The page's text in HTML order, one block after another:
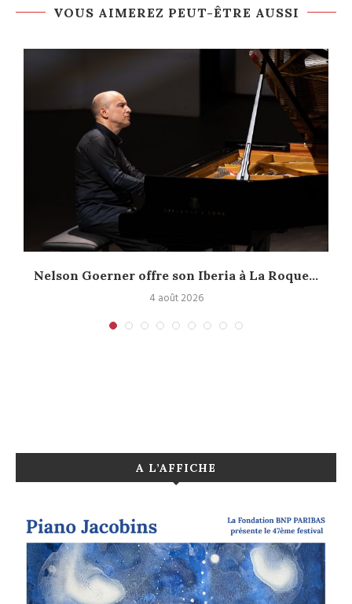
VOUS AIMEREZ PEUT-ÊTRE AUSSI
Nelson Goerner offre son Iberia à La Roque...
4 août 2026
A L’AFFICHE